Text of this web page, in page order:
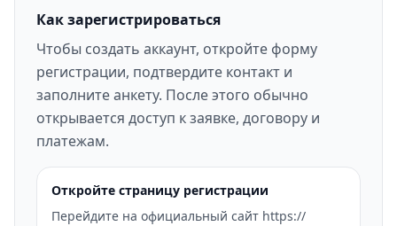
Как зарегистрироваться
Чтобы создать аккаунт, откройте форму
регистрации, подтвердите контакт и
заполните анкету. После этого обычно
открывается доступ к заявке, договору и
платежам.
Откройте страницу регистрации
Перейдите на официальный сайт https://